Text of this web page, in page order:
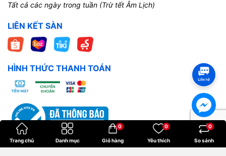
Tất cả các ngày trong tuần (Trừ tết Âm Lịch)
LIÊN KẾT SÀN
HÌNH THỨC THANH TOÁN
Trang chủ Danh mục Giỏ hàng
0
Yêu thích
0
So sánh
0